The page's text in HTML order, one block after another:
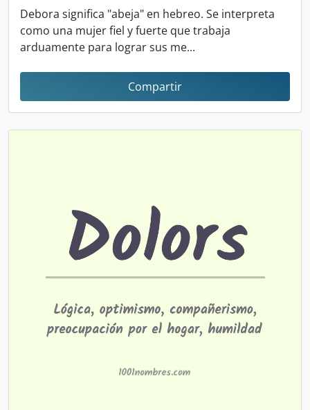
Debora significa "abeja" en hebreo. Se interpreta
como una mujer fiel y fuerte que trabaja
arduamente para lograr sus me...
Compartir